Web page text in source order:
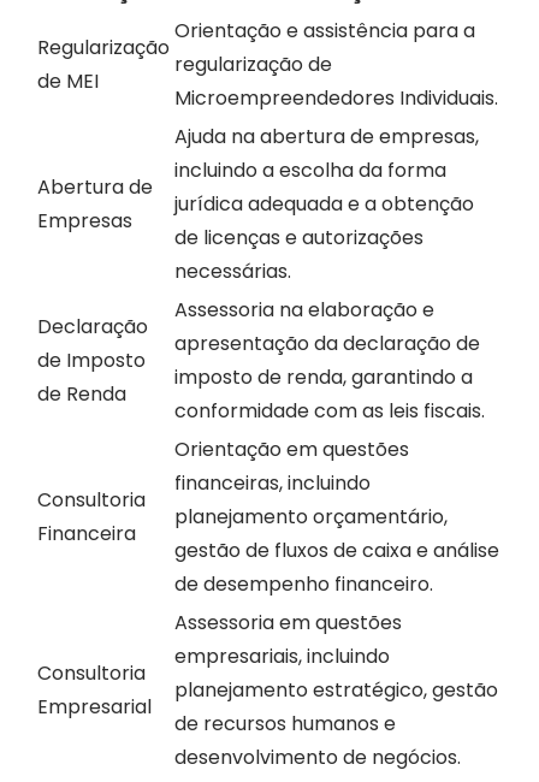
Regularização
de MEI
Orientação e assistência para a
regularização de
Microempreendedores Individuais.
Abertura de
Empresas
Ajuda na abertura de empresas,
incluindo a escolha da forma
jurídica adequada e a obtenção
de licenças e autorizações
necessárias.
Declaração
de Imposto
de Renda
Assessoria na elaboração e
apresentação da declaração de
imposto de renda, garantindo a
conformidade com as leis fiscais.
Consultoria
Financeira
Orientação em questões
financeiras, incluindo
planejamento orçamentário,
gestão de fluxos de caixa e análise
de desempenho financeiro.
Consultoria
Empresarial
Assessoria em questões
empresariais, incluindo
planejamento estratégico, gestão
de recursos humanos e
desenvolvimento de negócios.